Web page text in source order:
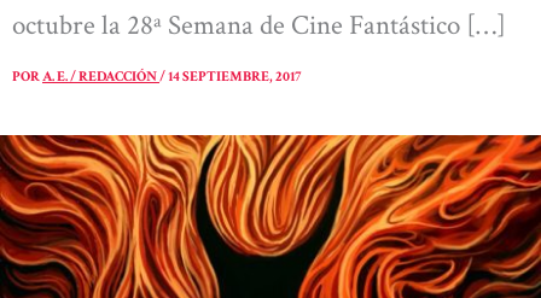
octubre la 28ª Semana de Cine Fantástico […]
PORA. E. / REDACCIÓN/14 SEPTIEMBRE, 2017